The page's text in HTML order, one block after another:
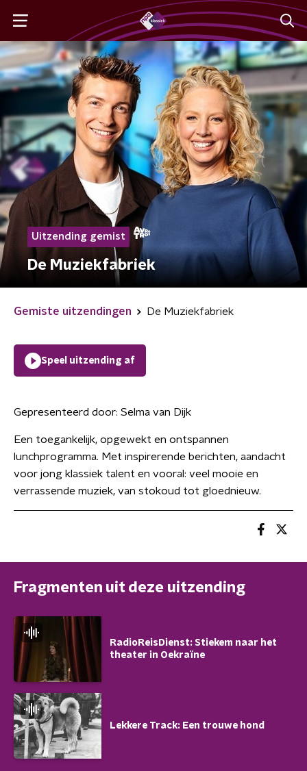
Uitzending gemist
De Muziekfabriek
Gemiste uitzendingen De Muziekfabriek
Speel uitzending af
Gepresenteerd door: Selma van Dijk
Een toegankelijk, opgewekt en ontspannen
lunchprogramma. Met inspirerende berichten, aandacht
voor jong klassiek talent en vooral: veel mooie en
verrassende muziek, van stokoud tot gloednieuw.
Fragmenten uit deze uitzending
RadioReisDienst: Stiekem naar het
theater in Oekraïne
Lekkere Track: Een trouwe hond